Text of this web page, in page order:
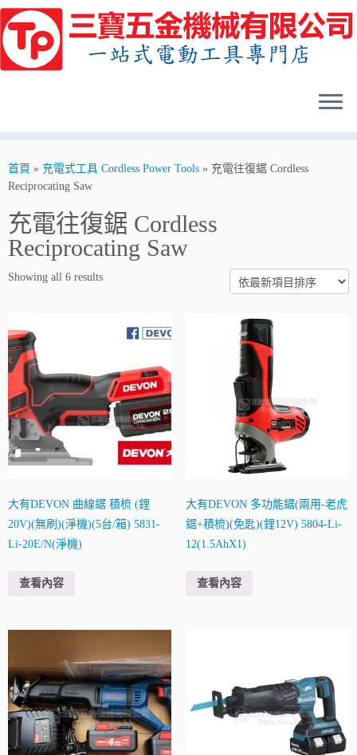
Skip
to
content
首頁 » 充電式工具 Cordless Power Tools » 充電往復鋸 Cordless
Reciprocating Saw
充電往復鋸 Cordless
Reciprocating Saw
Showing all 6 results
大有DEVON 曲線鋸 積梳 (鋰
20V)(無刷)(淨機)(5台/箱) 5831-
Li-20E/N(淨機)
查看內容
大有DEVON 多功能鋸(兩用-老虎
鋸+積梳)(免匙)(鋰12V) 5804-Li-
12(1.5AhX1)
查看內容